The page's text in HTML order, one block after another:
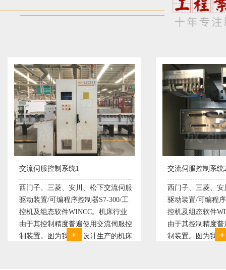
服控制系统1
、三菱、安川、松下交流伺服
置/可编程序控制器S7-300/工
组态软件WINCC。机床行业
控制精度普遍使用交流伺服控
。图为我公司设计生产的机床
交流伺服控制系统2
西门子、三菱、安川、松下
驱动装置/可编程序控制器S7-
控机及组态软件WINCC。机
由于其控制精度普遍使用交
制装置。图为我公司设计生